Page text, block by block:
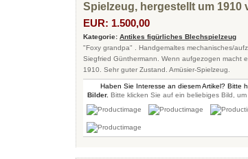
Spielzeug, hergestellt um
EUR: 1.500,00
Kategorie: Antikes figürliches Blechspielzeug
"Foxy grandpa" . Handgemaltes mechanisches/
Siegfried Günthermann. Wenn aufgezogen macht
1910. Sehr guter Zustand. Amüsier-Spielzeug.
Haben Sie Interesse an diesem Artikel? Bitte
Bilder. Bitte klicken Sie auf ein beliebiges Bild,